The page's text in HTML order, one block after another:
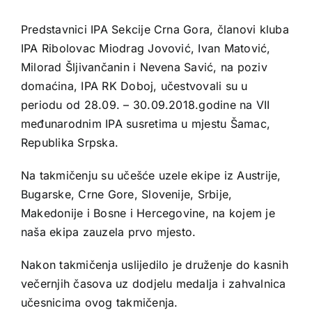
Predstavnici IPA Sekcije Crna Gora, članovi kluba
IPA Ribolovac Miodrag Jovović, Ivan Matović,
Milorad Šljivančanin i Nevena Savić, na poziv
domaćina, IPA RK Doboj, učestvovali su u
periodu od 28.09. – 30.09.2018.godine na VII
međunarodnim IPA susretima u mjestu Šamac,
Republika Srpska.
Na takmičenju su učešće uzele ekipe iz Austrije,
Bugarske, Crne Gore, Slovenije, Srbije,
Makedonije i Bosne i Hercegovine, na kojem je
naša ekipa zauzela prvo mjesto.
Nakon takmičenja uslijedilo je druženje do kasnih
večernjih časova uz dodjelu medalja i zahvalnica
učesnicima ovog takmičenja.